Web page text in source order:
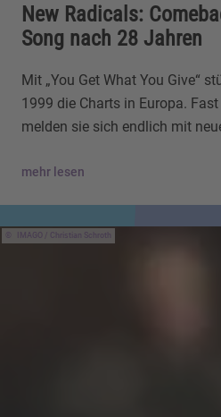
New Radicals:
Song nach 28 Jahren
Mit „You Get What You Give“
1999 die Charts in Europa.
melden sie sich endlich mit
mehr lesen
IMAGO / Christian Schroth